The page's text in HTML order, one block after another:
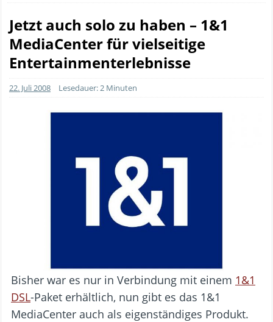
Jetzt auch solo zu haben – 1&1
MediaCenter für vielseitige
Entertainmenterlebnisse
22. Juli 2008 Lesedauer: 2 Minuten
Bisher war es nur in Verbindung mit einem 1&1
DSL-Paket erhältlich, nun gibt es das 1&1
MediaCenter auch als eigenständiges Produkt.